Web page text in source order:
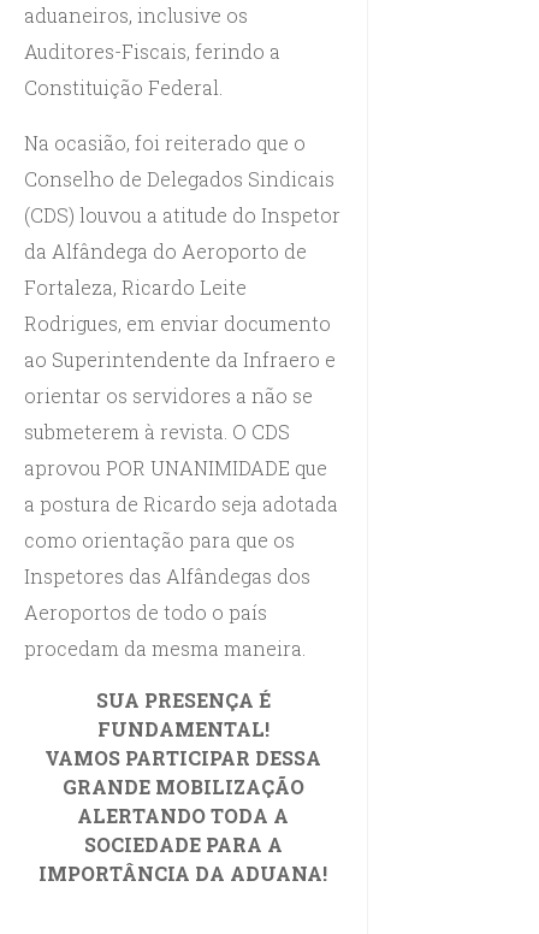
aduaneiros, inclusive os
Auditores-Fiscais, ferindo a
Constituição Federal.
Na ocasião, foi reiterado que o
Conselho de Delegados Sindicais
(CDS) louvou a atitude do Inspetor
da Alfândega do Aeroporto de
Fortaleza, Ricardo Leite
Rodrigues, em enviar documento
ao Superintendente da Infraero e
orientar os servidores a não se
submeterem à revista. O CDS
aprovou POR UNANIMIDADE que
a postura de Ricardo seja adotada
como orientação para que os
Inspetores das Alfândegas dos
Aeroportos de todo o país
procedam da mesma maneira.
SUA PRESENÇA É
FUNDAMENTAL!
VAMOS PARTICIPAR DESSA
GRANDE MOBILIZAÇÃO
ALERTANDO TODA A
SOCIEDADE PARA A
IMPORTÂNCIA DA ADUANA!